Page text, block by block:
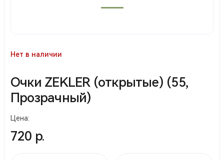
Нет в наличии
Очки ZEKLER (открытые) (55,
Прозрачный)
Цена:
720 р.